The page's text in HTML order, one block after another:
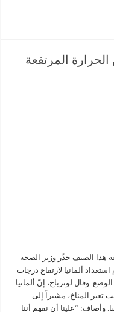
المرتفعة
هذا الصيف حذّر وزير الصحة
استعداد ألمانيا لارتفاع درجات
وقال لوترباخ، إنّ ألمانيا
المناخ، مشيراً إلى
“علينا أن نفهم أننا